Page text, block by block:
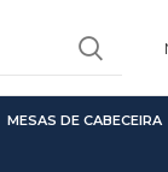
MESAS DE CABECEIRA